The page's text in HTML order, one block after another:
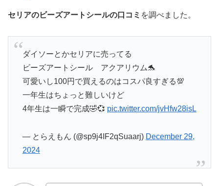
セリアのビーズアートシールの口コミ を調べました。
ダイソーとかセリアに売ってる
ビーズアートシール アクアリウム🐬
可愛いし100円で買えるのはコスパ良すぎる💯
一年生はちょっと難しいけど
4年生は一瞬で完成🤣💞 pic.twitter.com/jvHfw28isL
— とらえもん (@sp9j4IF2qSuaarj) December 29,
2024